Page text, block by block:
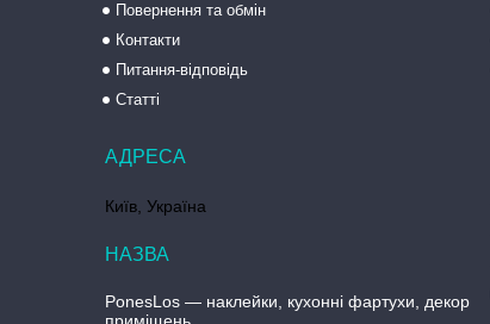
Повернення та обмін
Контакти
Питання-відповідь
Статті
Київ, Україна
PonesLos ― наклейки, кухонні фартухи, декор